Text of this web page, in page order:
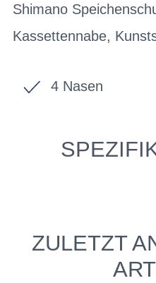
Shimano
Kassettennabe,
4 Nasen
ZULETZT